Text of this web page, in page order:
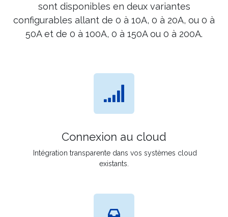
sont disponibles en deux variantes
configurables allant de 0 à 10A, 0 à 20A, ou 0 à
50A et de 0 à 100A, 0 à 150A ou 0 à 200A.
Connexion au cloud
Intégration transparente dans vos systèmes cloud
existants.